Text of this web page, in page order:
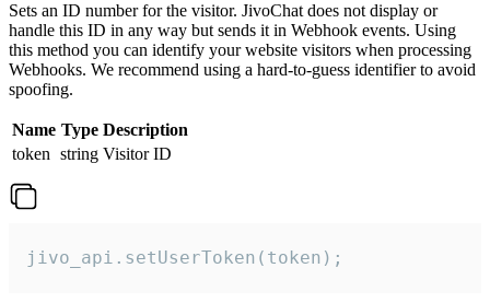
Sets an ID number for the visitor. JivoChat does not display or
handle this ID in any way but sends it in Webhook events. Using
this method you can identify your website visitors when processing
Webhooks. We recommend using a hard-to-guess identifier to avoid
spoofing.
Name Type Description
token string Visitor ID
jivo_api.setUserToken(token);